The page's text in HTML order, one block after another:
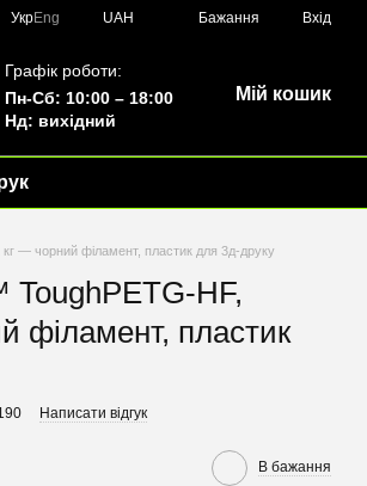
УкрEng UAH Бажання Вхід
Графік роботи:
Пн-Сб: 10:00 – 18:00
Нд: вихідний
Мій кошик
— чорний філамент, пластик для 3д-друку
HF,
філамент, пластик
Написати відгук
В бажання